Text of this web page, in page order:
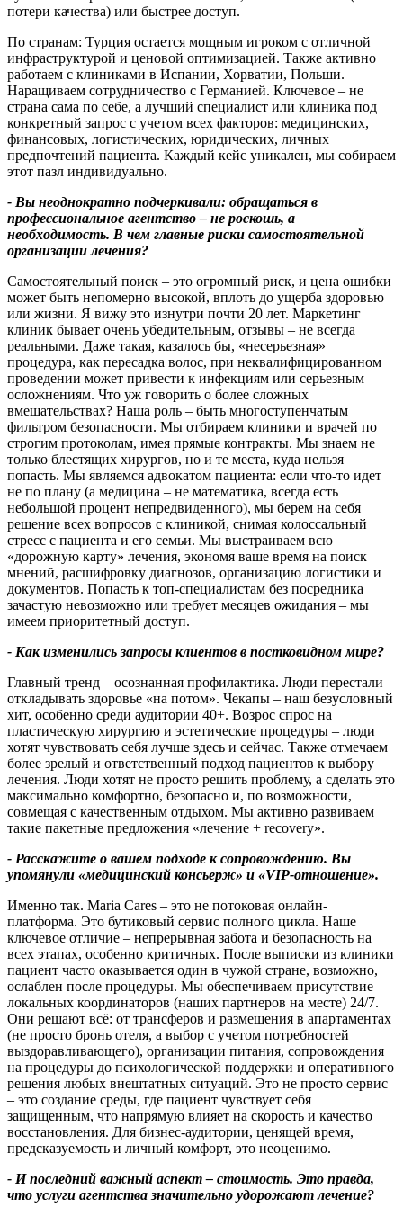
потери качества) или быстрее доступ.
По странам: Турция остается мощным игроком с отличной
инфраструктурой и ценовой оптимизацией. Также активно
работаем с клиниками в Испании, Хорватии, Польши.
Наращиваем сотрудничество с Германией. Ключевое – не
страна сама по себе, а лучший специалист или клиника под
конкретный запрос с учетом всех факторов: медицинских,
финансовых, логистических, юридических, личных
предпочтений пациента. Каждый кейс уникален, мы собираем
этот пазл индивидуально.
- Вы неоднократно подчеркивали: обращаться в
профессиональное агентство – не роскошь, а
необходимость. В чем главные риски самостоятельной
организации лечения?
Самостоятельный поиск – это огромный риск, и цена ошибки
может быть непомерно высокой, вплоть до ущерба здоровью
или жизни. Я вижу это изнутри почти 20 лет. Маркетинг
клиник бывает очень убедительным, отзывы – не всегда
реальными. Даже такая, казалось бы, «несерьезная»
процедура, как пересадка волос, при неквалифицированном
проведении может привести к инфекциям или серьезным
осложнениям. Что уж говорить о более сложных
вмешательствах? Наша роль – быть многоступенчатым
фильтром безопасности. Мы отбираем клиники и врачей по
строгим протоколам, имея прямые контракты. Мы знаем не
только блестящих хирургов, но и те места, куда нельзя
попасть. Мы являемся адвокатом пациента: если что-то идет
не по плану (а медицина – не математика, всегда есть
небольшой процент непредвиденного), мы берем на себя
решение всех вопросов с клиникой, снимая колоссальный
стресс с пациента и его семьи. Мы выстраиваем всю
«дорожную карту» лечения, экономя ваше время на поиск
мнений, расшифровку диагнозов, организацию логистики и
документов. Попасть к топ-специалистам без посредника
зачастую невозможно или требует месяцев ожидания – мы
имеем приоритетный доступ.
- Как изменились запросы клиентов в постковидном мире?
Главный тренд – осознанная профилактика. Люди перестали
откладывать здоровье «на потом». Чекапы – наш безусловный
хит, особенно среди аудитории 40+. Возрос спрос на
пластическую хирургию и эстетические процедуры – люди
хотят чувствовать себя лучше здесь и сейчас. Также отмечаем
более зрелый и ответственный подход пациентов к выбору
лечения. Люди хотят не просто решить проблему, а сделать это
максимально комфортно, безопасно и, по возможности,
совмещая с качественным отдыхом. Мы активно развиваем
такие пакетные предложения «лечение + recovery».
- Расскажите о вашем подходе к сопровождению. Вы
упомянули «медицинский консьерж» и «VIP-отношение».
Именно так. Maria Cares – это не потоковая онлайн-
платформа. Это бутиковый сервис полного цикла. Наше
ключевое отличие – непрерывная забота и безопасность на
всех этапах, особенно критичных. После выписки из клиники
пациент часто оказывается один в чужой стране, возможно,
ослаблен после процедуры. Мы обеспечиваем присутствие
локальных координаторов (наших партнеров на месте) 24/7.
Они решают всё: от трансферов и размещения в апартаментах
(не просто бронь отеля, а выбор с учетом потребностей
выздоравливающего), организации питания, сопровождения
на процедуры до психологической поддержки и оперативного
решения любых внештатных ситуаций. Это не просто сервис
– это создание среды, где пациент чувствует себя
защищенным, что напрямую влияет на скорость и качество
восстановления. Для бизнес-аудитории, ценящей время,
предсказуемость и личный комфорт, это неоценимо.
- И последний важный аспект – стоимость. Это правда,
что услуги агентства значительно удорожают лечение?